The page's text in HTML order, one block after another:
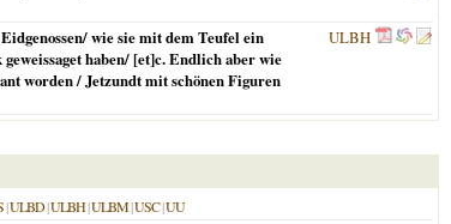
wie sie mit dem Teufel ein
haben/ [et]c. Endlich aber wie
worden / Jetzundt mit schönen Figuren
ULBH
|ULBD|ULBH|ULBM|USC|UU